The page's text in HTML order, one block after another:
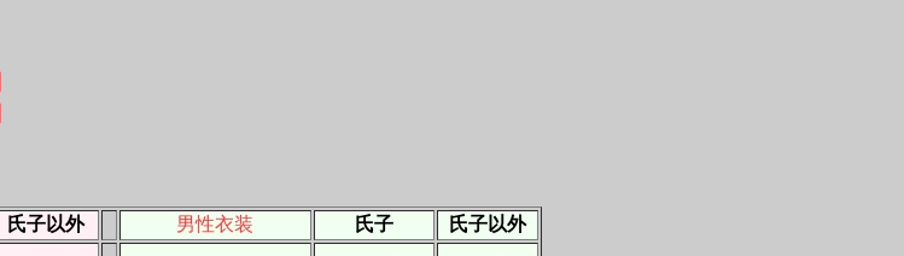
氏子以外 男性衣装 氏子
氏子以外